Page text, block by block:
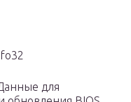
для